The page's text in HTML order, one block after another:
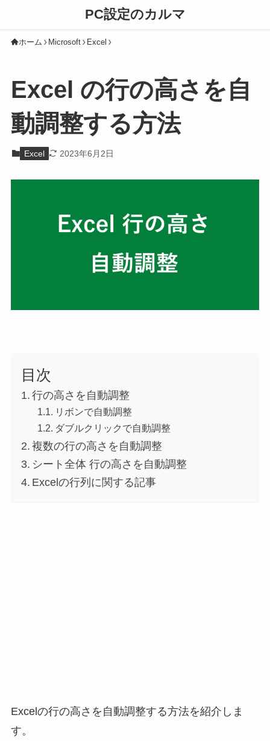
PC設定のカルマ
ホーム Microsoft Excel
Excel の行の高さを自
動調整する方法
Excel 2023年6月2日
目次
行の高さを自動調整
リボンで自動調整
ダブルクリックで自動調整
複数の行の高さを自動調整
シート全体 行の高さを自動調整
Excelの行列に関する記事
Excelの行の高さを自動調整する方法を紹介しま
す。